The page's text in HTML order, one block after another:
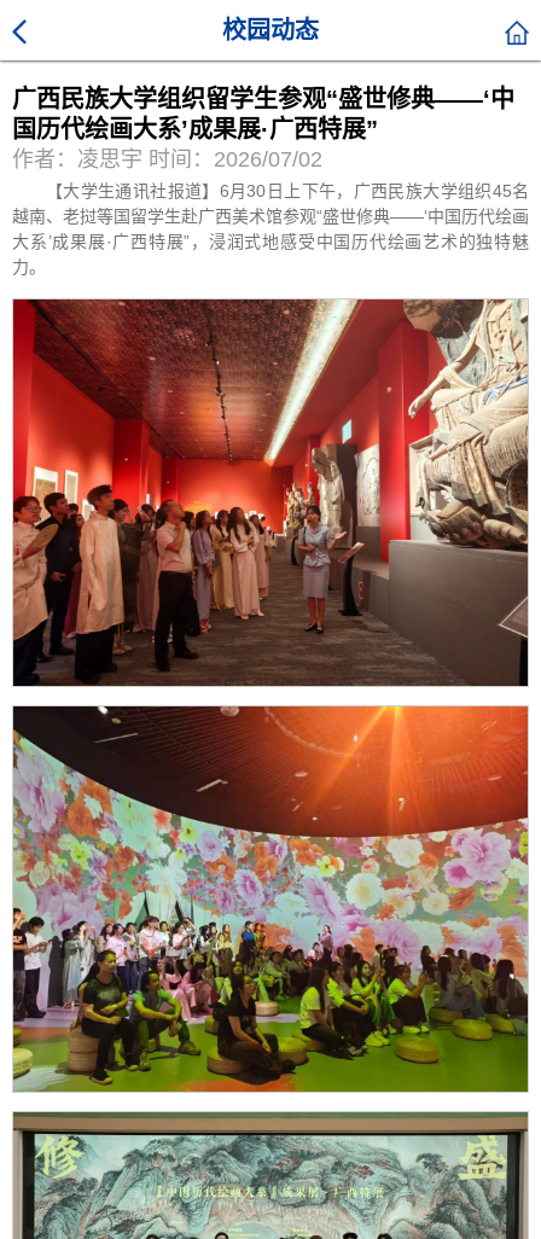
校园动态
广西民族大学组织留学生参观“盛世修典——‘中
国历代绘画大系’成果展·广西特展”
作者：凌思宇 时间：2026/07/02
【大学生通讯社报道】6月30日上下午，广西民族大学组织45名
越南、老挝等国留学生赴广西美术馆参观“盛世修典——‘中国历代绘画
大系’成果展·广西特展”，浸润式地感受中国历代绘画艺术的独特魅
力。